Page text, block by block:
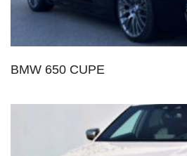
BMW 650 CUPE